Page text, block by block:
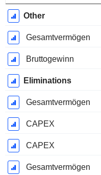
Other
Gesamtvermögen
Bruttogewinn
Eliminations
Gesamtvermögen
CAPEX
CAPEX
Gesamtvermögen